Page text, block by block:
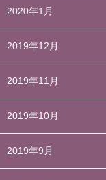
2020年1月
2019年12月
2019年11月
2019年10月
2019年9月